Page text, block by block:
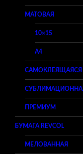
МАТОВАЯ
10×15
A4
САМОКЛЕЯЩАЯСЯ
ПРЕМИУМ
БУМАГА REVCOL
МЕЛОВАННАЯ